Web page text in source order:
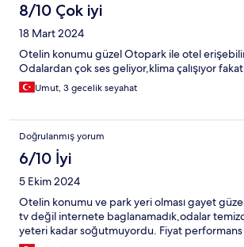
8/10 Çok iyi
18 Mart 2024
Otelin konumu güzel Otopark ile otel
Odalardan çok ses geliyor,klima çalışıyor
Umut, 3 gecelik seyahat
Doğrulanmış yorum
6/10 İyi
5 Ekim 2024
Otelin konumu ve park yeri olması gayet
tv değil internete baglanamadık,odalar
yeteri kadar soğutmuyordu. Fiyat